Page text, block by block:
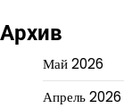
Архив
Май 2026
Апрель 2026